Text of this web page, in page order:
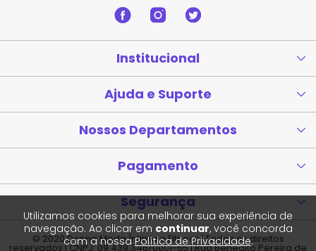
Institucional
Ajuda e Suporte
Nossos Departamentos
Pagamento
Segurança
© 2020 Donna Moda Íntima e Fitness | Todos os direitos
reservados | CNPJ: 09.439.346/0001-65 | Rua Benedito Pereira de
Utilizamos cookies para melhorar sua experiência de
navegação. Ao clicar em continuar, você concorda
com a nossaPolítica de Privacidade.